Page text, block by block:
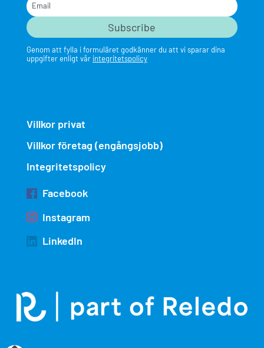
Email
Genom att fylla i formuläret godkänner du att vi sparar dina
uppgifter enligt vår integritetspolicy
Villkor privat
Villkor företag (engångsjobb)
Integritetspolicy
Facebook
Instagram
LinkedIn